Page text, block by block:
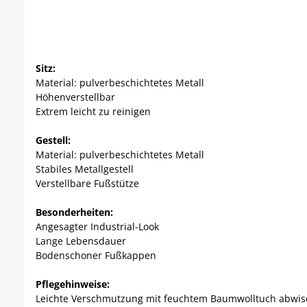
Sitz:
Material: pulverbeschichtetes Metall
Höhenverstellbar
Extrem leicht zu reinigen
Gestell:
Material: pulverbeschichtetes Metall
Stabiles Metallgestell
Verstellbare Fußstütze
Besonderheiten:
Angesagter Industrial-Look
Lange Lebensdauer
Bodenschoner Fußkappen
Pflegehinweise:
Leichte Verschmutzung mit feuchtem Baumwolltuch